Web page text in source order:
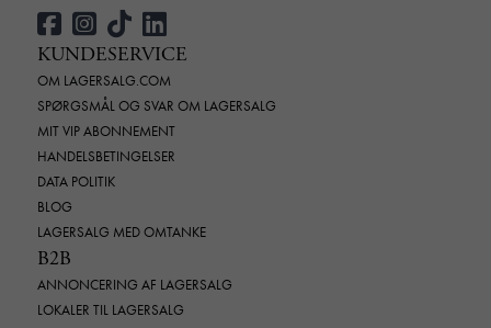
KUNDESERVICE
OM LAGERSALG.COM
SPØRGSMÅL OG SVAR OM LAGERSALG
MIT VIP ABONNEMENT
HANDELSBETINGELSER
DATA POLITIK
BLOG
LAGERSALG MED OMTANKE
B2B
ANNONCERING AF LAGERSALG
LOKALER TIL LAGERSALG